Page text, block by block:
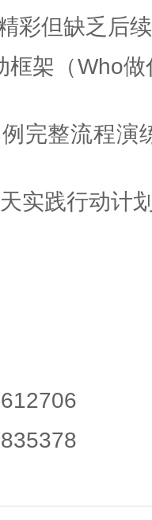
彩但缺乏后
框架（Who
例完整流程
实践行动计